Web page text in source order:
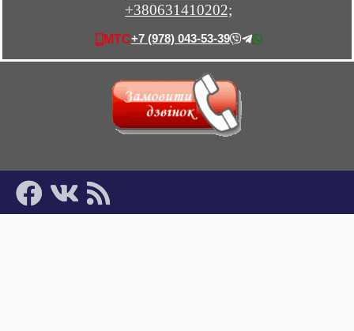
+380631410202;
МТС+7 (978) 043-53-39